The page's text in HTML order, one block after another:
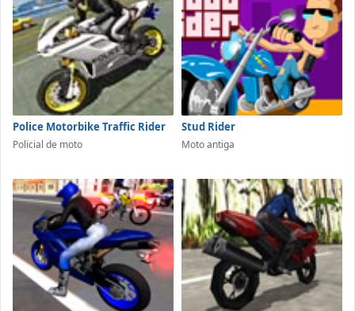
Police Motorbike Traffic Rider
Policial de moto
Stud Rider
Moto antiga